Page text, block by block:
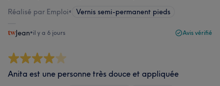
Réalisé par Emploi• Vernis semi-permanent pieds
Jean•il y a 6 jours Avis vérifié
Anita est une personne très douce et appliquée